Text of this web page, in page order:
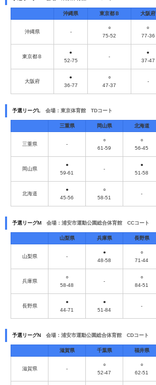
沖縄県 東京都Ｂ 大阪府
沖縄県 -
○
75-52
○
77-36
東京都Ｂ
●
52-75
-
●
37-47
大阪府
●
36-77
○
47-37
-
予選リーグL 会場：東京体育館 TDコート
三重県 岡山県 北海道
三重県 -
○
61-59
○
56-45
岡山県
●
59-61
-
●
51-58
北海道
●
45-56
○
58-51
-
予選リーグM 会場：浦安市運動公園総合体育館 CCコート
山梨県 兵庫県 長野県
山梨県 -
●
48-58
○
71-44
兵庫県
○
58-48
-
○
84-51
長野県
●
44-71
●
51-84
-
予選リーグN 会場：浦安市運動公園総合体育館 CDコート
滋賀県 千葉県 福井県
滋賀県 -
○
52-47
○
62-51